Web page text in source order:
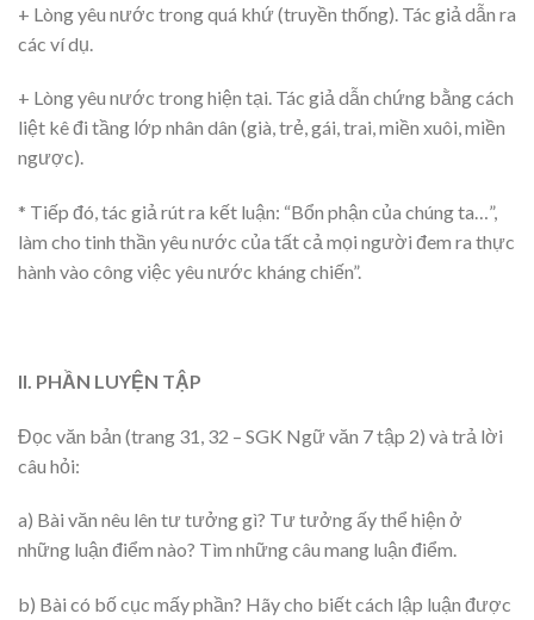
+ Lòng yêu nước trong quá khứ (truyền thống). Tác giả dẫn ra
các ví dụ.
+ Lòng yêu nước trong hiện tại. Tác giả dẫn chứng bằng cách
liệt kê đi tầng lớp nhân dân (già, trẻ, gái, trai, miền xuôi, miền
ngược).
* Tiếp đó, tác giả rút ra kết luận: “Bổn phận của chúng ta…”,
làm cho tinh thần yêu nước của tất cả mọi người đem ra thực
hành vào công việc yêu nước kháng chiến”.
II. PHẦN LUYỆN TẬP
Đọc văn bản (trang 31, 32 – SGK Ngữ văn 7 tập 2) và trả lời
câu hỏi:
a) Bài văn nêu lên tư tưởng gì? Tư tưởng ấy thể hiện ở
những luận điểm nào? Tìm những câu mang luận điểm.
b) Bài có bố cục mấy phần? Hãy cho biết cách lập luận được